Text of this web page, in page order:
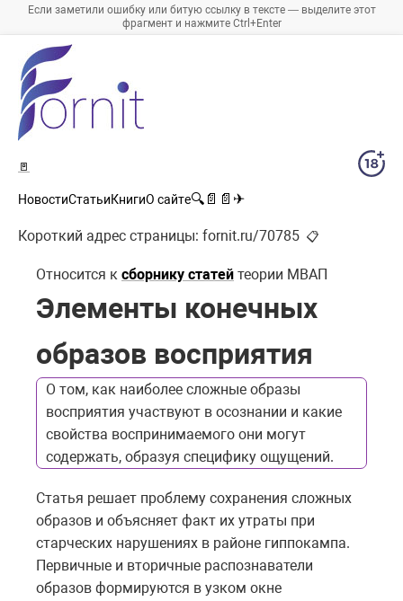
Если заметили ошибку или битую ссылку в тексте — выделите этот
фрагмент и нажмите Ctrl+Enter
🚪
НовостиСтатьиКнигиО сайте🔍 📄 📄 ✈
Короткий адрес страницы: fornit.ru/70785 📋
Относится к сборнику статей теории МВАП
Элементы конечных
образов восприятия
О том, как наиболее сложные образы
восприятия участвуют в осознании и какие
свойства воспринимаемого они могут
содержать, образуя специфику ощущений.
Статья решает проблему сохранения сложных
образов и объясняет факт их утраты при
старческих нарушениях в районе гиппокампа.
Первичные и вторичные распознаватели
образов формируются в узком окне